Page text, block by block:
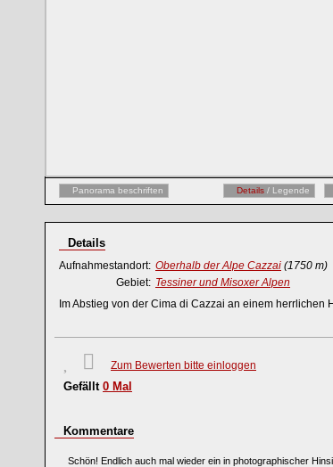
Panorama beschriften Details / Legende
Details
Aufnahmestandort: Oberhalb der Alpe Cazzai (1750 m)
Gebiet: Tessiner und Misoxer Alpen
Im Abstieg von der Cima di Cazzai an einem herrlichen
Zum Bewerten bitte einloggen
Gefällt 0 Mal
Kommentare
Schön! Endlich auch mal wieder ein in photographischer